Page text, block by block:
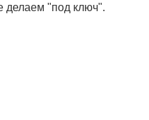
"под ключ".